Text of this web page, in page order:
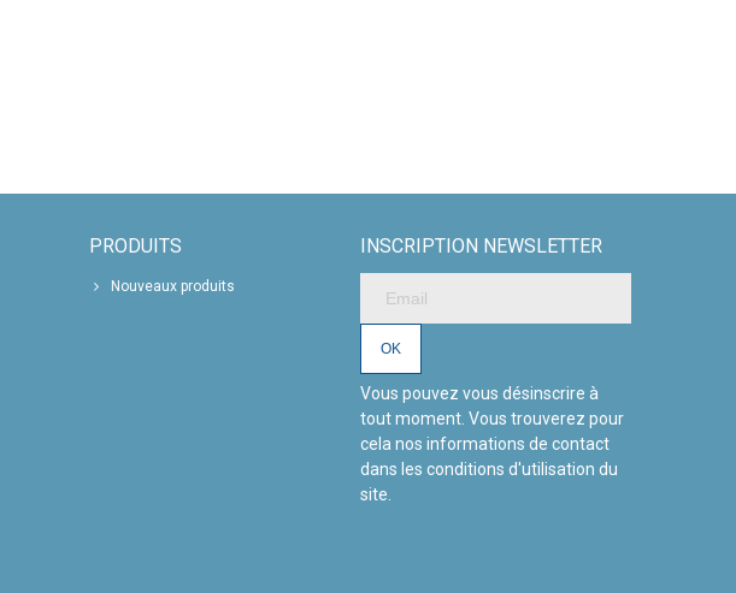
PRODUITS
Nouveaux produits
INSCRIPTION NEWSLETTER
Vous pouvez vous désinscrire à
tout moment. Vous trouverez pour
cela nos informations de contact
dans les conditions d'utilisation du
site.